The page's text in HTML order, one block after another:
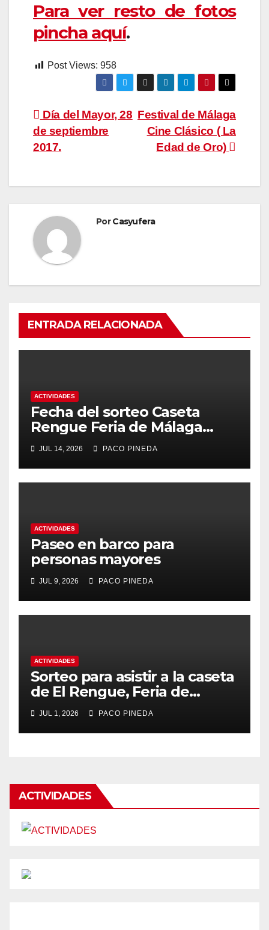
Para ver resto de fotos
pincha aquí.
Post Views: 958
Navegación
de
Festival de Málaga
Cine Clásico ( La
Edad de Oro)
Día del Mayor, 28
de septiembre
2017.
PorCasyufera
ENTRADA RELACIONADA
ACTIVIDADES
Fecha del sorteo Caseta
Rengue Feria de Málaga
2026
JUL 14, 2026 PACO PINEDA
ACTIVIDADES
Paseo en barco para
personas mayores
JUL 9, 2026 PACO PINEDA
ACTIVIDADES
Sorteo para asistir a la caseta
de El Rengue, Feria de
Málaga 2026
JUL 1, 2026 PACO PINEDA
ACTIVIDADES